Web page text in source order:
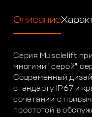
Описание
Серия Musclelift
многими "серой"
Современный
стандарту IP67 и
сочетании с
простотой в